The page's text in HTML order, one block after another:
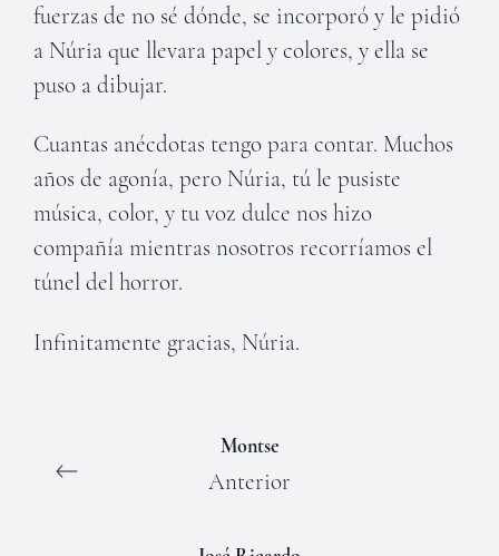
fuerzas de no sé dónde, se incorporó y le pidió
a Núria que llevara papel y colores, y ella se
puso a dibujar.
Cuantas anécdotas tengo para contar. Muchos
años de agonía, pero Núria, tú le pusiste
música, color, y tu voz dulce nos hizo
compañía mientras nosotros recorríamos el
túnel del horror.
Infinitamente gracias, Núria.
Montse
Anterior